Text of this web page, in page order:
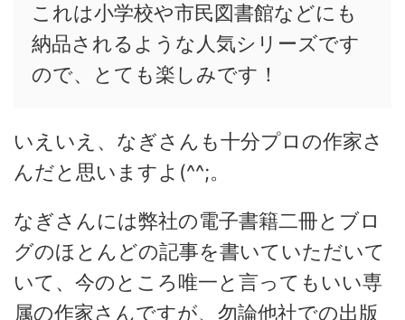
これは小学校や市民図書館などにも
納品されるような人気シリーズです
ので、とても楽しみです！
いえいえ、なぎさんも十分プロの作家さ
んだと思いますよ(^^;。
なぎさんには弊社の電子書籍二冊とブロ
グのほとんどの記事を書いていただいて
いて、今のところ唯一と言ってもいい専
属の作家さんですが、勿論他社での出版